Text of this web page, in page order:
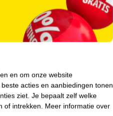
en om onze website
acties en aanbiedingen tonen
ziet. Je bepaalt zelf welke
of intrekken. Meer informatie over